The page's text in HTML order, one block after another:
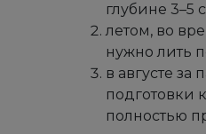
глубине 3–5
летом, во
нужно лить
в августе за
подготовки
полностью